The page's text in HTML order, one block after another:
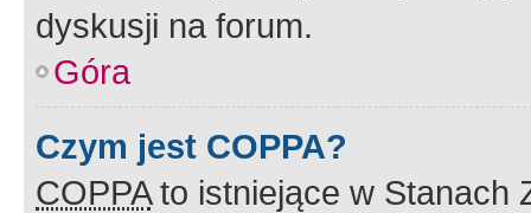
dyskusji na forum.
Góra
Czym jest COPPA?
COPPAto istniejące w Stanach